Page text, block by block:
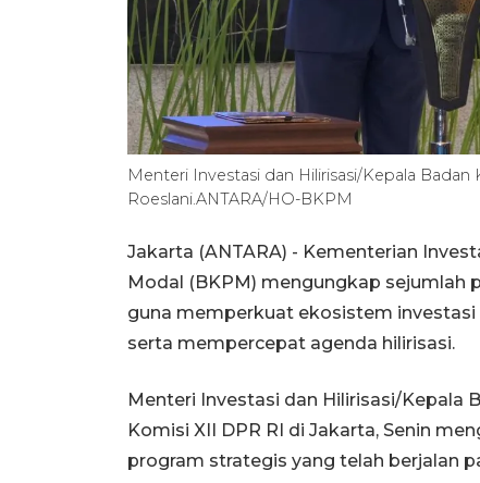
Menteri Investasi dan Hilirisasi/Kepala
Roeslani.ANTARA/HO-BKPM
Jakarta (ANTARA) - Kementerian
Modal (BKPM) mengungkap sejumlah
guna memperkuat ekosistem
serta mempercepat agenda hilirisasi.
Menteri Investasi dan Hilirisasi/Kepala
Komisi XII DPR RI di Jakarta, Senin
program strategis yang telah berjalan